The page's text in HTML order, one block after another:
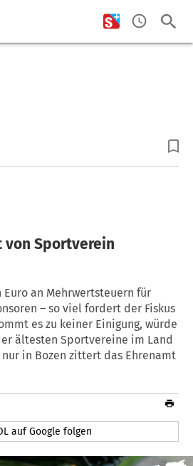
von Sportverein
an Mehrwertsteuern für
– so viel fordert der Fiskus
es zu keiner Einigung, würde
ältesten Sportvereine im Land
in Bozen zittert das Ehrenamt
auf Google folgen